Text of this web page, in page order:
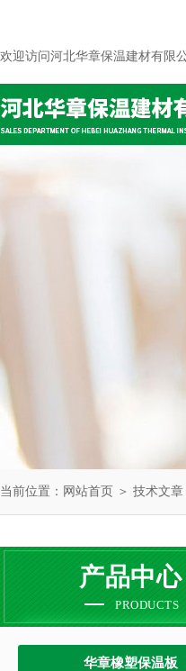
欢迎访问河北华章保温建材有限
当前位置： 网站首页 ＞ 技术文章
产品中心
PRODUCTS
华章橡塑保温板